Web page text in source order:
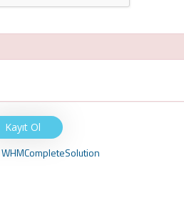
WHMCompleteSolution